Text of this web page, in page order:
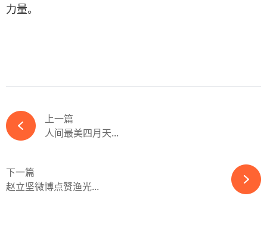
力量。
上一篇
人间最美四月天...
下一篇
赵立坚微博点赞渔光...